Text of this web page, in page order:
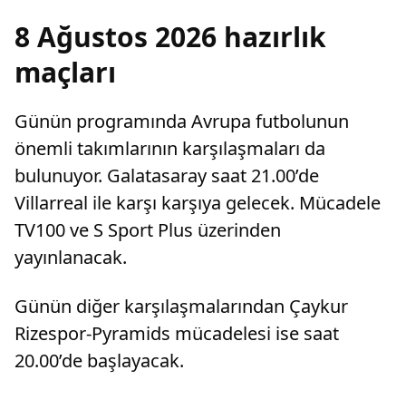
8 Ağustos 2026 hazırlık
maçları
Günün programında Avrupa futbolunun
önemli takımlarının karşılaşmaları da
bulunuyor. Galatasaray saat 21.00’de
Villarreal ile karşı karşıya gelecek. Mücadele
TV100 ve S Sport Plus üzerinden
yayınlanacak.
Günün diğer karşılaşmalarından Çaykur
Rizespor-Pyramids mücadelesi ise saat
20.00’de başlayacak.